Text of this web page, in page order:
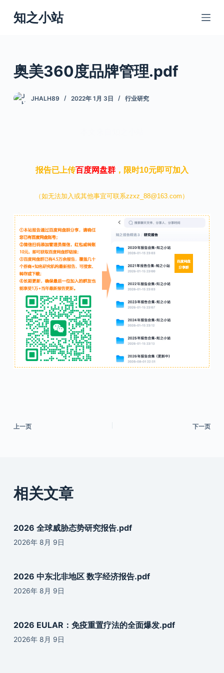
跳
过
知之小站
奥美360度品牌管理.pdf
JHALH89 2022年 1月 3日 行业研究
报告已上传百度网盘群，限时10元即可加入
（如无法加入或其他事宜可联系zzxz_88@163.com）
上一页 下一页
相关文章
2026 全球威胁态势研究报告.pdf
2026年 8月 9日
2026 中东北非地区 数字经济报告.pdf
2026年 8月 9日
2026 EULAR：免疫重置疗法的全面爆发.pdf
2026年 8月 9日